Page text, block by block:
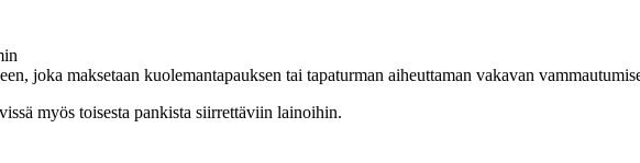
joka maksetaan kuolemantapauksen tai tapaturman aiheuttaman vakavan
myös toisesta pankista siirrettäviin lainoihin.